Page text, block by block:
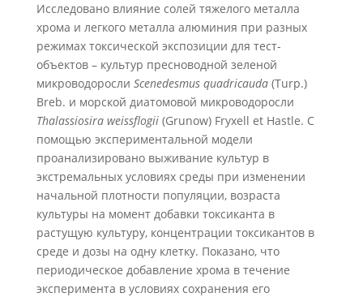
Исследовано влияние солей тяжелого металла
хрома и легкого металла алюминия при разных
режимах токсической экспозиции для тест-
объектов – культур пресноводной зеленой
микроводоросли Scenedesmus quadricauda(Turp.)
Breb. и морской диатомовой микроводоросли
Thalassiosira weissflogii(Grunow) Fryxell et Hastle. С
помощью экспериментальной модели
проанализировано выживание культур в
экстремальных условиях среды при изменении
начальной плотности популяции, возраста
культуры на момент добавки токсиканта в
растущую культуру, концентрации токсикантов в
среде и дозы на одну клетку. Показано, что
периодическое добавление хрома в течение
эксперимента в условиях сохранения его